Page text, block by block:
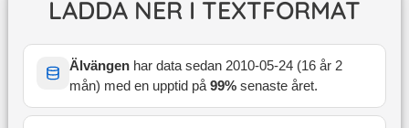
LADDA NER I TEXTFORMAT
Älvängenhar data sedan 2010-05-24(16 år 2
mån) med en upptid på99% senaste året.